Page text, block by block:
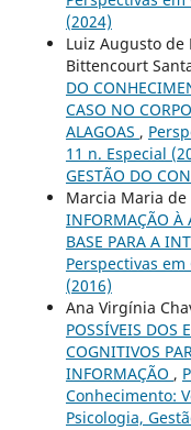
(2024)
Luiz Augusto
Bittencourt
DO
CASO NO
ALAGOAS ,
11 n. Especial
GESTÃO DO
Marcia Maria de
INFORMAÇÃO À
BASE PARA A
Perspectivas
(2016)
Ana Virgínia
POSSÍVEIS DOS
COGNITIVOS
INFORMAÇÃO ,
Conhecimento:
Psicologia,